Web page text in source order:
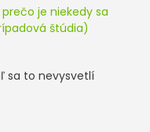
je niekedy sa
štúdia)
sa to nevysvetlí